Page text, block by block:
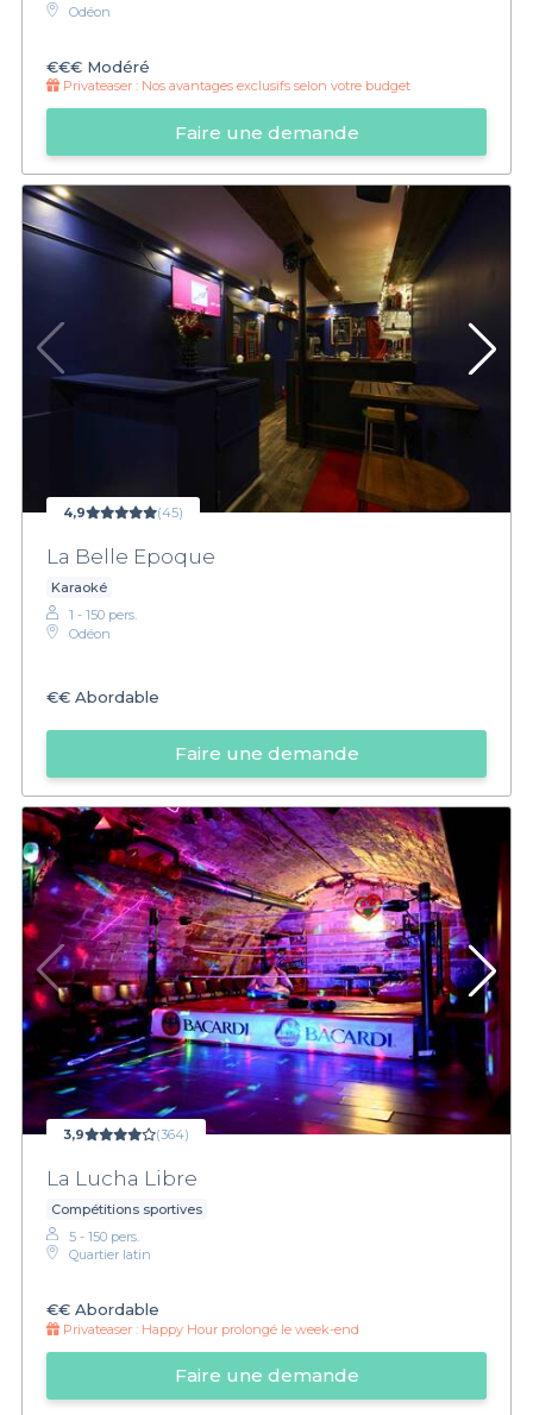
Odéon
€€€ Modéré
Privateaser : Nos avantages exclusifs selon votre budget
Faire une demande
4,9 (45)
La Belle Epoque
Karaoké
1 - 150 pers.
Odéon
€€ Abordable
Faire une demande
3,9 (364)
La Lucha Libre
Compétitions sportives
5 - 150 pers.
Quartier latin
€€ Abordable
Privateaser : Happy Hour prolongé le week-end
Faire une demande